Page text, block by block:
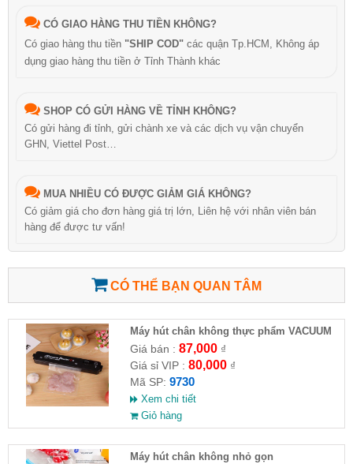
CÓ GIAO HÀNG THU TIỀN KHÔNG?
Có giao hàng thu tiền "SHIP COD" các quận Tp.HCM, Không áp
dụng giao hàng thu tiền ở Tỉnh Thành khác
SHOP CÓ GỬI HÀNG VỀ TỈNH KHÔNG?
Có gửi hàng đi tỉnh, gửi chành xe và các dịch vụ vận chuyển
GHN, Viettel Post…
MUA NHIỀU CÓ ĐƯỢC GIẢM GIÁ KHÔNG?
Có giảm giá cho đơn hàng giá trị lớn, Liên hệ với nhân viên bán
hàng để được tư vấn!
CÓ THỂ BẠN QUAN TÂM
Máy hút chân không thực phẩm VACUUM
SEALER Z
Giá bán : 87,000₫
Giá sỉ VIP : 80,000₫
Mã SP: 9730
Xem chi tiết
Giỏ hàng
Máy hút chân không nhỏ gọn